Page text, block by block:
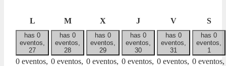
Llunes Mmartes X miércolesJjueves Vviernes S
has 0
eventos,
27
0 eventos,
has 0
eventos,
28
0 eventos,
has 0
eventos,
29
0 eventos,
has 0
eventos,
30
0 eventos,
has 0
eventos,
31
0 eventos,
has 0
eventos,
1
0 eventos,